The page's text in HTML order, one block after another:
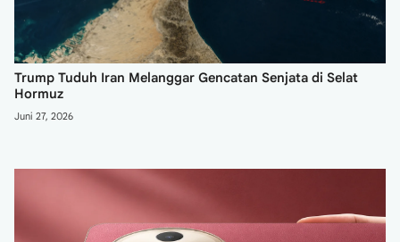
Trump Tuduh Iran Melanggar Gencatan Senjata di Selat
Hormuz
Juni 27, 2026